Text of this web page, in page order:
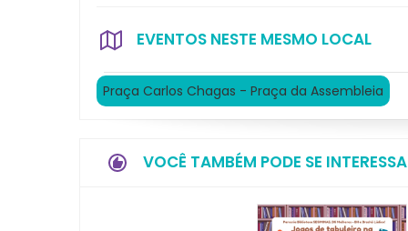
EVENTOS NESTE MESMO LOCAL
Praça Carlos Chagas - Praça da Assembleia
VOCÊ TAMBÉM PODE SE